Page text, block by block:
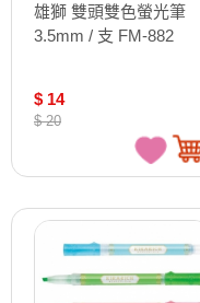
雄獅 雙頭雙色螢光筆
3.5mm / 支 FM-882
$ 14
$ 20